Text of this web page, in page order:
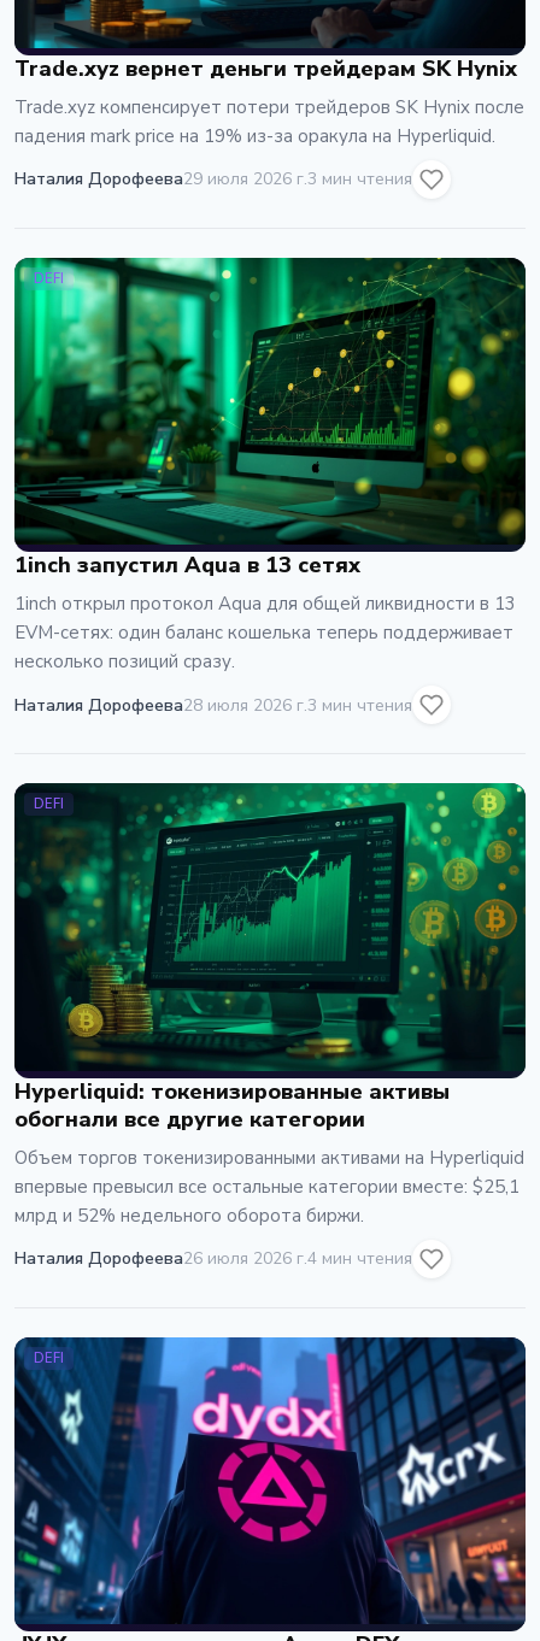
Trade.xyz вернет деньги трейдерам SK Hynix
Trade.xyz компенсирует потери трейдеров SK Hynix после
падения mark price на 19% из-за оракула на Hyperliquid.
Наталия Дорофеева29 июля 2026 г.3 мин чтения
DEFI
1inch запустил Aqua в 13 сетях
1inch открыл протокол Aqua для общей ликвидности в 13
EVM-сетях: один баланс кошелька теперь поддерживает
несколько позиций сразу.
Наталия Дорофеева28 июля 2026 г.3 мин чтения
DEFI
Hyperliquid: токенизированные активы
обогнали все другие категории
Объем торгов токенизированными активами на Hyperliquid
впервые превысил все остальные категории вместе: $25,1
млрд и 52% недельного оборота биржи.
Наталия Дорофеева26 июля 2026 г.4 мин чтения
DEFI